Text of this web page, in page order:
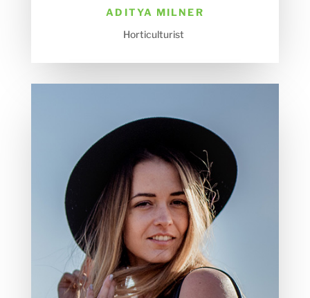
ADITYA MILNER
Horticulturist